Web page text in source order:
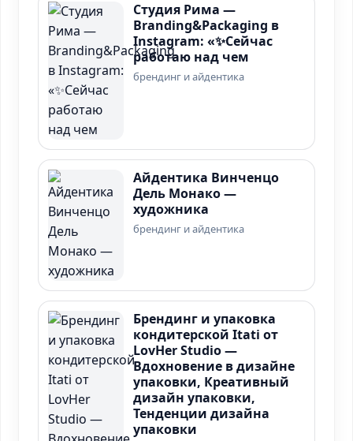
Студия Рима —
Branding&Packaging в
Instagram: «✨Сейчас
работаю над чем
брендинг и айдентика
Айдентика Винченцо
Дель Монако —
художника
брендинг и айдентика
Брендинг и упаковка
кондитерской Itati от
LovHer Studio —
Вдохновение в дизайне
упаковки, Креативный
дизайн упаковки,
Тенденции дизайна
упаковки